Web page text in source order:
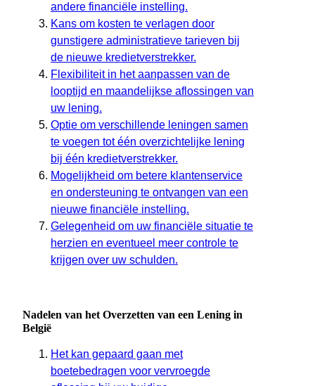
andere financiële instelling.
Kans om kosten te verlagen door
gunstigere administratieve tarieven bij
de nieuwe kredietverstrekker.
Flexibiliteit in het aanpassen van de
looptijd en maandelijkse aflossingen van
uw lening.
Optie om verschillende leningen samen
te voegen tot één overzichtelijke lening
bij één kredietverstrekker.
Mogelijkheid om betere klantenservice
en ondersteuning te ontvangen van een
nieuwe financiële instelling.
Gelegenheid om uw financiële situatie te
herzien en eventueel meer controle te
krijgen over uw schulden.
Nadelen van het Overzetten van een Lening in
België
Het kan gepaard gaan met
boetebedragen voor vervroegde